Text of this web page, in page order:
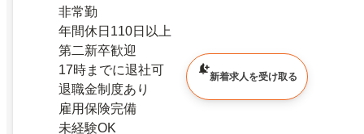
非常勤
年間休日110日以上
第二新卒歓迎
17時までに退社可
退職金制度あり
雇用保険完備
未経験OK
新着求人を受け取る